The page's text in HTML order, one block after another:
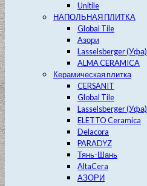
Unitile
НАПОЛЬНАЯ ПЛИТКА
Global Tile
Азори
Lasselsberger (Уфа)
ALMA CERAMICA
Керамическая плитка
CERSANIT
Global Tile
Lasselsberger (Уфа)
ELETTO Ceramica
Delacora
PARADYZ
Тянь-Шань
AltaCera
АЗОРИ